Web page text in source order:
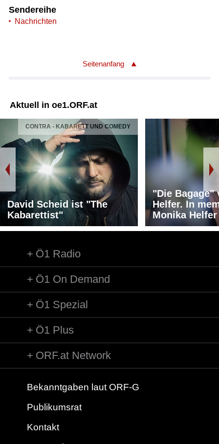
Sendereihe
Nachrichten
Seitenanfang
Aktuell in oe1.ORF.at
CONTRA - KABARETT UND COMEDY
David Scheid ist "The
Kabarettist"
"Die Bagage"
Helfer. In
Monika Helfer
Ö1 Radio
Ö1 On Demand
Ö1 Spezial
Ö1 Plus
ORF.at Network
Bekanntgaben laut ORF-G
Publikumsrat
Kontakt